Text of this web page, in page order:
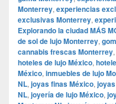
Monterrey, experiencias
exclusivas Monterrey,
Explorando la ciudad MÁS
de sol de lujo Monterrey,
cannabis frescas Monterrey,
hoteles de lujo México,
México, inmuebles de lujo
NL, joyas finas México,
NL, joyería de lujo México,